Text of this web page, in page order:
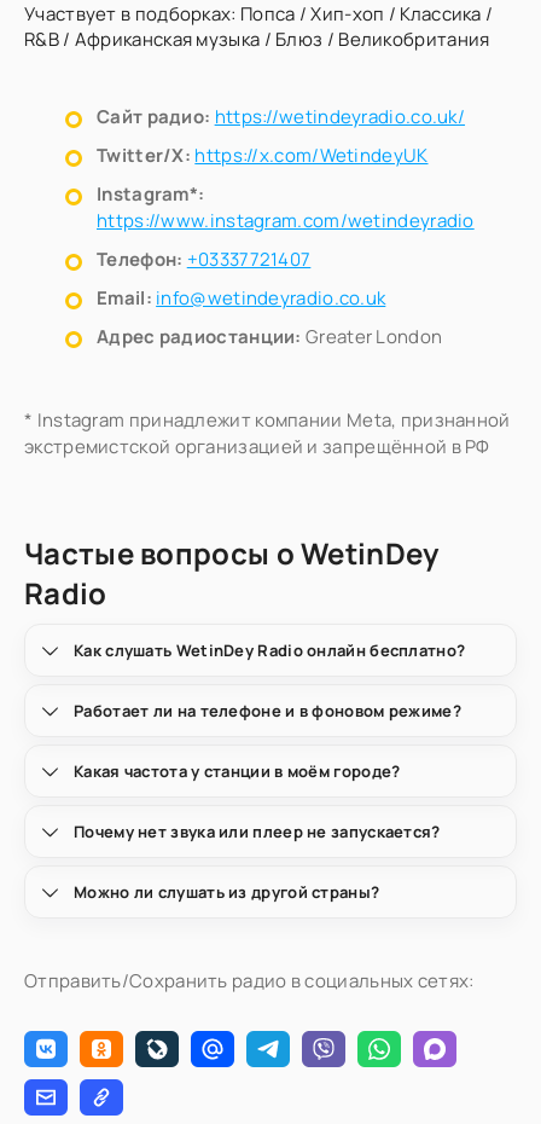
Участвует в подборках: Попса /Хип-хоп / Классика /
R&B/ Африканская музыка / Блюз / Великобритания
Сайт радио: https://wetindeyradio.co.uk/
Twitter/X: https://x.com/WetindeyUK
Instagram*:
https://www.instagram.com/wetindeyradio
Телефон: +03337721407
Email: info@wetindeyradio.co.uk
Адрес радиостанции: Greater London
* Instagram принадлежит компании Meta, признанной
экстремистской организацией и запрещённой в РФ
Частые вопросы о WetinDey
Radio
Как слушать WetinDey Radio онлайн бесплатно?
Работает ли на телефоне и в фоновом режиме?
Какая частота у станции в моём городе?
Почему нет звука или плеер не запускается?
Можно ли слушать из другой страны?
Отправить/Сохранить радио в социальных сетях: